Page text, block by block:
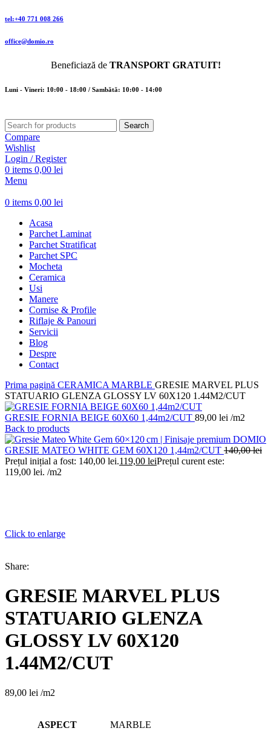
tel:+40 771 008 266
office@domio.ro
Beneficiază de TRANSPORT GRATUIT!
Luni - Vineri: 10:00 - 18:00 / Sambătă: 10:00 - 14:00
Search
Compare
Wishlist
Login / Register
0 items 0,00 lei
Menu
0 items 0,00 lei
Acasa
Parchet Laminat
Parchet Stratificat
Parchet SPC
Mocheta
Ceramica
Usi
Manere
Cornise & Profile
Riflaje & Panouri
Servicii
Blog
Despre
Contact
Prima pagină CERAMICA MARBLE GRESIE MARVEL PLUS
STATUARIO GLENZA GLOSSY LV 60X120 1.44M2/CUT
GRESIE FORNIA BEIGE 60X60 1,44m2/CUT 89,00 lei /m2
Back to products
GRESIE MATEO WHITE GEM 60X120 1,44m2/CUT 140,00lei
Prețul inițial a fost: 140,00 lei.119,00 leiPrețul curent este:
119,00 lei. /m2
Click to enlarge
Share:
GRESIE MARVEL PLUS
STATUARIO GLENZA
GLOSSY LV 60X120
1.44M2/CUT
89,00 lei /m2
ASPECT MARBLE